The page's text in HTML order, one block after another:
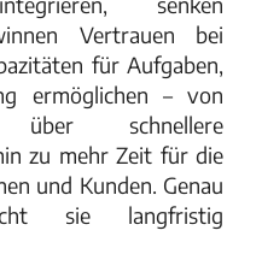
Vertrauen bei
für Aufgaben,
ermöglichen – von
über schnellere
zu mehr Zeit für die
und Kunden. Genau
sie langfristig